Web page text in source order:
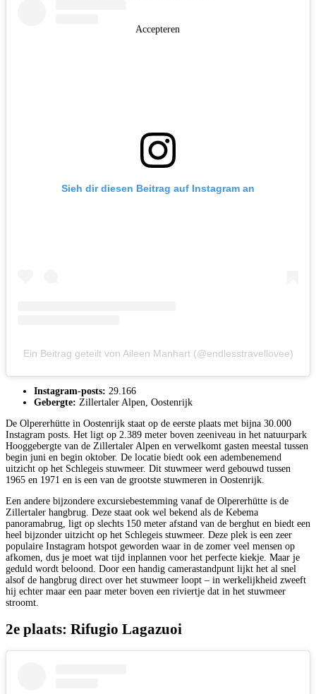
Accepteren
Sieh dir diesen Beitrag auf Instagram an
Ein Beitrag geteilt von Aileen Manhart (@endlesstravellovee)
Instagram-posts: 29.166
Gebergte: Zillertaler Alpen, Oostenrijk
De Olpererhütte in Oostenrijk staat op de eerste plaats met bijna 30.000
Instagram posts. Het ligt op 2.389 meter boven zeeniveau in het natuurpark
Hooggebergte van de Zillertaler Alpen en verwelkomt gasten meestal tussen
begin juni en begin oktober. De locatie biedt ook een adembenemend
uitzicht op het Schlegeis stuwmeer. Dit stuwmeer werd gebouwd tussen
1965 en 1971 en is een van de grootste stuwmeren in Oostenrijk.
Een andere bijzondere excursiebestemming vanaf de Olpererhütte is de
Zillertaler hangbrug. Deze staat ook wel bekend als de Kebema
panoramabrug, ligt op slechts 150 meter afstand van de berghut en biedt een
heel bijzonder uitzicht op het Schlegeis stuwmeer. Deze plek is een zeer
populaire Instagram hotspot geworden waar in de zomer veel mensen op
afkomen, dus je moet wat tijd inplannen voor het perfecte kiekje. Maar je
geduld wordt beloond. Door een handig camerastandpunt lijkt het al snel
alsof de hangbrug direct over het stuwmeer loopt – in werkelijkheid zweeft
hij echter maar een paar meter boven een riviertje dat in het stuwmeer
stroomt.
2e plaats: Rifugio Lagazuoi